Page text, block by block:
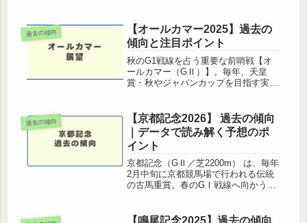
す。この記事では過去10年のデータや
コース傾向をもとに、スプリングス...
過去の傾向
【オールカマー2025】過去の
傾向と注目ポイント
秋のG1戦線を占う重要な前哨戦【オ
ールカマー（GⅡ）】。毎年、天皇
賞・秋やジャパンカップを目指す実力
向データを振り返り、予想の参考にな
るポイントをまとめます。オールカマ
ー...
過去の傾向
【京都記念2026】 過去の傾向
｜データで読み解く予想のポ
イント
京都記念（GⅡ／芝2200m） は、毎年
2月中旬に京都競馬場で行われる伝統
の古馬重賞。春のGⅠ戦線へ向かう有
目レースです。今回は「過去傾向」か
【鳴尾記念2025】過去の傾向